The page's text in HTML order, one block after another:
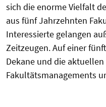
sich die enorme Vielfalt
aus fünf Jahrzehnten
Interessierte gelangen
Zeitzeugen. Auf einer
Dekane und die
Fakultätsmanagements